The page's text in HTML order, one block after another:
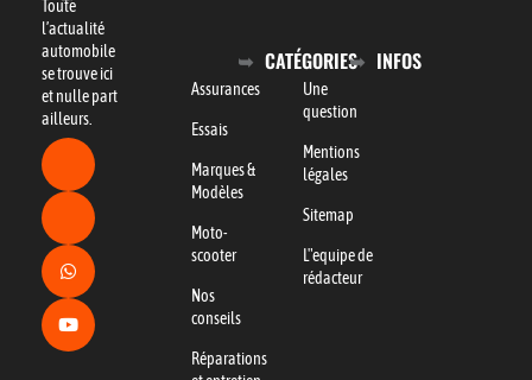
Toute
l’actualité
automobile
se trouve ici
et nulle part
ailleurs.
CATÉGORIES
Assurances
Essais
Marques &
Modèles
Moto-
scooter
Nos
conseils
Réparations
INFOS
Une
question
Mentions
légales
Sitemap
L"equipe de
rédacteur